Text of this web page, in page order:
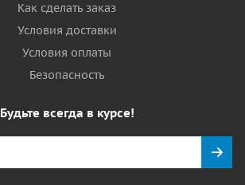
Как сделать заказ
Условия доставки
Условия оплаты
Безопасность
Будьте всегда в курсе!